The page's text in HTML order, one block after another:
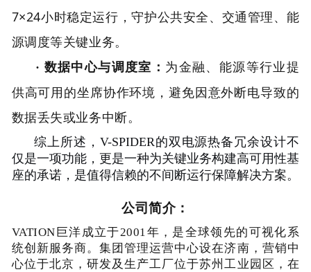
7×24小时稳定运行，守护公共安全、交通管理、能
源调度等关键业务。
· 数据中心与调度室 ： 为金融、能源等行业提
供高可用的坐席协作环境，避免因意外断电导致的
数据丢失或业务中断。
综上所述，V-SPIDER的双电源热备冗余设计不
仅是一项功能，更是一种为关键业务构建高可用性基
座的承诺，是值得信赖的不间断运行保障解决方案。
公司简介：
VATION巨洋成立于2001年，是全球领先的可视化系
统创新服务商。集团管理运营中心设在济南，营销中
心位于北京，研发及生产工厂位于苏州工业园区，在